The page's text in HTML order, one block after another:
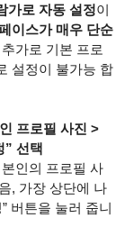
가로 자동 설정이
이스가 매우 단순
가로 기본 프로
설정이 불가능 합
프로필 사진 >
” 선택
인의 프로필 사
, 가장 상단에 나
버튼을 눌러 줍니